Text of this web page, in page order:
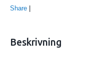
Share |
Beskrivning